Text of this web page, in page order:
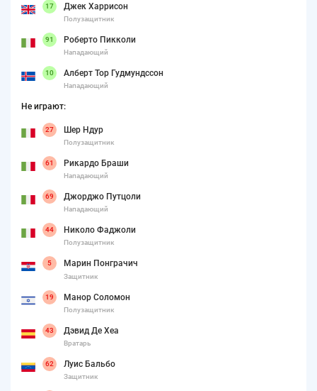
17 Джек Харрисон
Полузащитник
91 Роберто Пикколи
Нападающий
10 Алберт Тор Гудмундссон
Нападающий
Не играют:
27 Шер Ндур
Полузащитник
61 Рикардо Браши
Нападающий
69 Джорджо Путцоли
Нападающий
44 Николо Фаджоли
Полузащитник
5 Марин Понграчич
Защитник
19 Манор Соломон
Полузащитник
43 Дэвид Де Хеа
Вратарь
62 Луис Бальбо
Защитник